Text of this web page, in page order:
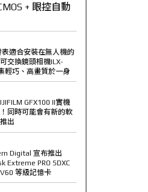
+ 眼控自動
表適合安裝在無人機的
交換鏡頭相機ILX-
輕巧、高畫質於一身
GFX100 II實機
同時可能會有新的軟
出
Digital 宣布推出
Extreme PRO SDXC
等級記憶卡